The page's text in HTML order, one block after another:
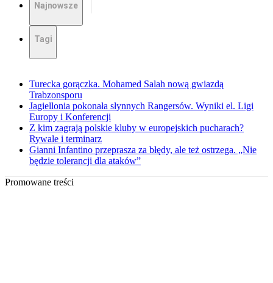
Najnowsze
Tagi
Turecka gorączka. Mohamed Salah nową gwiazdą
Trabzonsporu
Jagiellonia pokonała słynnych Rangersów. Wyniki el. Ligi
Europy i Konferencji
Z kim zagrają polskie kluby w europejskich pucharach?
Rywale i terminarz
Gianni Infantino przeprasza za błędy, ale też ostrzega. „Nie
będzie tolerancji dla ataków”
Promowane treści